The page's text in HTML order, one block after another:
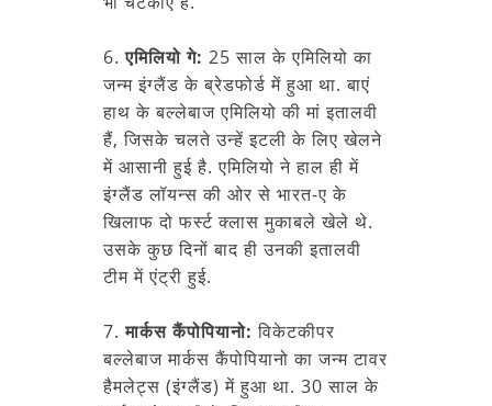
6.एमिलियो गे: 25 साल के एमिलियो का
जन्म इंग्लैंड के ब्रेडफोर्ड में हुआ था. बाएं
हाथ के बल्लेबाज एमिलियो की मां इतालवी
हैं, जिसके चलते उन्हें इटली के लिए खेलने
में आसानी हुई है. एमिलियो ने हाल ही में
इंग्लैंड लॉयन्स की ओर से भारत-ए के
खिलाफ दो फर्स्ट क्लास मुकाबले खेले थे.
उसके कुछ दिनों बाद ही उनकी इतालवी
टीम में एंट्री हुई.
7.मार्कस कैंपोपियानो:विकेटकीपर
बल्लेबाज मार्कस कैंपोपियानो का जन्म टावर
हैमलेट्स (इंग्लैंड) में हुआ था. 30 साल के